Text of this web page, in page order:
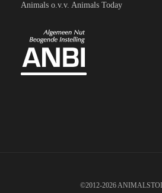
Animals o.v.v. Animals Today
©2012-2026